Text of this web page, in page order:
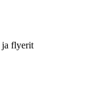
ja flyerit